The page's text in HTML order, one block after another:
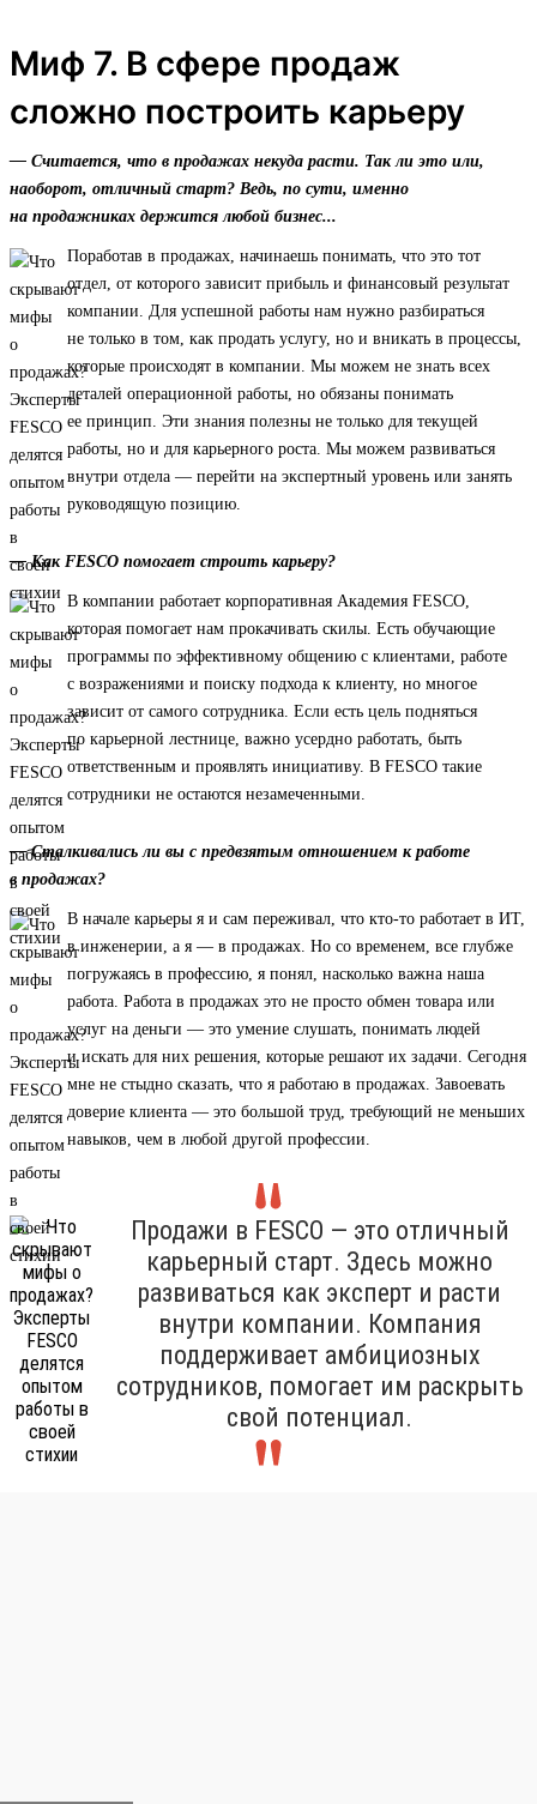
Миф 7. В сфере продаж
сложно построить карьеру
— Считается, что в продажах некуда расти. Так ли это или,
наоборот, отличный старт? Ведь, по сути, именно
на продажниках держится любой бизнес...
Поработав в продажах, начинаешь понимать, что это тот
отдел, от которого зависит прибыль и финансовый результат
компании. Для успешной работы нам нужно разбираться
не только в том, как продать услугу, но и вникать в процессы,
которые происходят в компании. Мы можем не знать всех
деталей операционной работы, но обязаны понимать
ее принцип. Эти знания полезны не только для текущей
работы, но и для карьерного роста. Мы можем развиваться
внутри отдела — перейти на экспертный уровень или занять
руководящую позицию.
— Как FESCO помогает строить карьеру?
В компании работает корпоративная Академия FESCO,
которая помогает нам прокачивать скилы. Есть обучающие
программы по эффективному общению с клиентами, работе
с возражениями и поиску подхода к клиенту, но многое
зависит от самого сотрудника. Если есть цель подняться
по карьерной лестнице, важно усердно работать, быть
ответственным и проявлять инициативу. В FESCO такие
сотрудники не остаются незамеченными.
— Сталкивались ли вы с предвзятым отношением к работе
в продажах?
В начале карьеры я и сам переживал, что кто-то работает в ИТ,
в инженерии, а я — в продажах. Но со временем, все глубже
погружаясь в профессию, я понял, насколько важна наша
работа. Работа в продажах это не просто обмен товара или
услуг на деньги — это умение слушать, понимать людей
и искать для них решения, которые решают их задачи. Сегодня
мне не стыдно сказать, что я работаю в продажах. Завоевать
доверие клиента — это большой труд, требующий не меньших
навыков, чем в любой другой профессии.
Продажи в FESCO — это отличный
карьерный старт. Здесь можно
развиваться как эксперт и расти
внутри компании. Компания
поддерживает амбициозных
сотрудников, помогает им раскрыть
свой потенциал.